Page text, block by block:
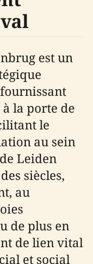
est un
la porte de
le
au sein
Leiden
siècles,
au
de plus en
de lien vital
et social